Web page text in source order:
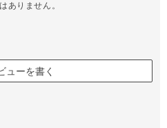
ありません。
ューを書く